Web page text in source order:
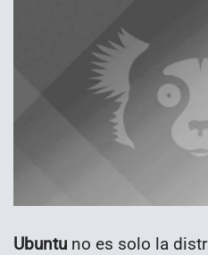
Ubuntu no es solo la